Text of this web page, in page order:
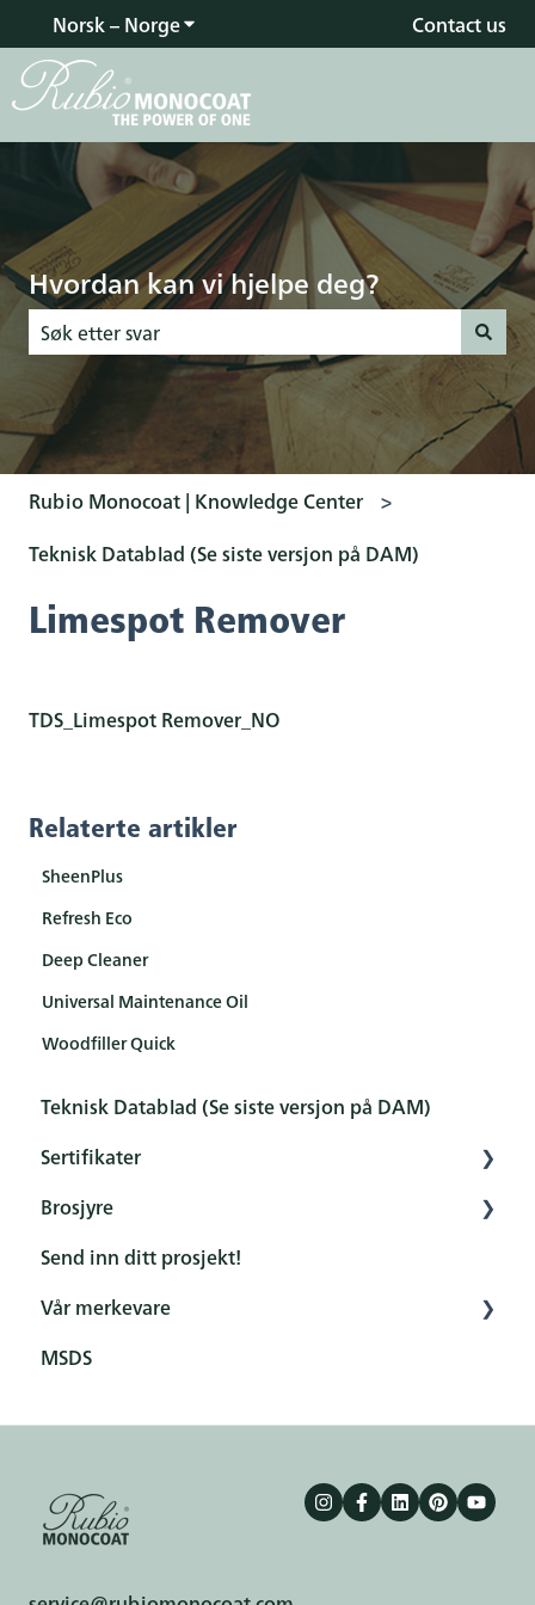
Norsk – NorgeVis undermeny for oversettelser
Contact us
Hvordan kan vi hjelpe deg?
Det finnes ingen forslag fordi søkefeltet er tomt.
Rubio Monocoat | Knowledge Center
Teknisk Datablad (Se siste versjon på DAM)
Limespot Remover
TDS_Limespot Remover_NO
Relaterte artikler
SheenPlus
Refresh Eco
Deep Cleaner
Universal Maintenance Oil
Woodfiller Quick
Teknisk Datablad (Se siste versjon på DAM)
Sertifikater
Sertifikater
Brosjyre
General
Product
Send inn ditt prosjekt!
Vår merkevare
Terms & conditions
MSDS